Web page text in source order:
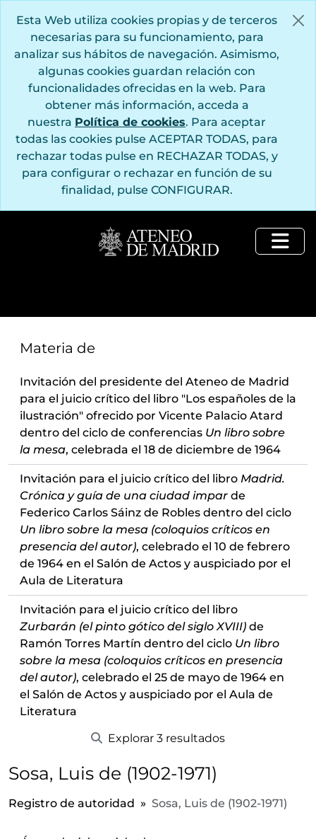
Esta Web utiliza cookies propias y de terceros
necesarias para su funcionamiento, para
analizar sus hábitos de navegación. Asimismo,
algunas cookies guardan relación con
funcionalidades ofrecidas en la web. Para
obtener más información, acceda a
nuestra Política de cookies. Para aceptar
todas las cookies pulse ACEPTAR TODAS, para
rechazar todas pulse en RECHAZAR TODAS, y
para configurar o rechazar en función de su
finalidad, pulse CONFIGURAR.
Materia de
Invitación del presidente del Ateneo de Madrid
para el juicio crítico del libro "Los españoles de la
ilustración" ofrecido por Vicente Palacio Atard
dentro del ciclo de conferencias Un libro sobre
la mesa, celebrada el 18 de diciembre de 1964
Invitación para el juicio crítico del libro Madrid.
Crónica y guía de una ciudad impar de
Federico Carlos Sáinz de Robles dentro del ciclo
Un libro sobre la mesa (coloquios críticos en
presencia del autor), celebrado el 10 de febrero
de 1964 en el Salón de Actos y auspiciado por el
Aula de Literatura
Invitación para el juicio crítico del libro
Zurbarán (el pinto gótico del siglo XVIII) de
Ramón Torres Martín dentro del ciclo Un libro
sobre la mesa (coloquios críticos en presencia
del autor), celebrado el 25 de mayo de 1964 en
el Salón de Actos y auspiciado por el Aula de
Literatura
Explorar 3 resultados
Sosa, Luis de (1902-1971)
Registro de autoridad Sosa, Luis de (1902-1971)